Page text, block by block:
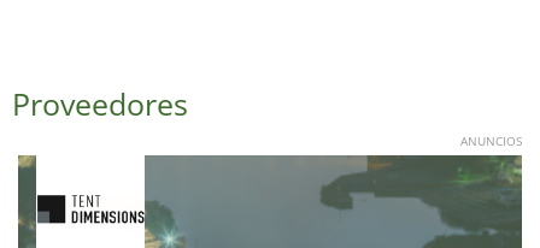
Proveedores
ANUNCIOS